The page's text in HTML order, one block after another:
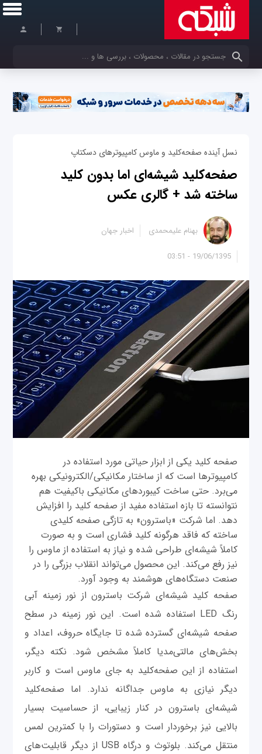
کلمات کلیدی خود را وارد کنید
نسل آینده صفحه‌کلید و ماوس کامپیوترهای دسکتاپ
صفحه‌کلید شیشه‌ای اما بدون کلید
ساخته شد + گالری عکس
19/06/1395 - 03:51
بهنام علیمحمدی اخبار جهان
صفحه کلید یکی از ابزار حیاتی مورد استفاده در
کامپیوترها است که از ساختار مکانیکی/الکترونیکی بهره
می‌برد. حتی ساخت کیبوردهای مکانیکی باکیفیت هم
نتوانسته تا بازه استفاده مفید از صفحه کلید را افزایش
دهد. اما شرکت «باسترون» به تازگی صفحه کلیدی
ساخته که فاقد هرگونه کلید فشاری است و به صورت
کاملاً شیشه‌ای طراحی شده و نیاز به استفاده از ماوس را
نیز رفع می‌کند. این محصول می‌تواند انقلاب بزرگی را در
صنعت دستگاه‌های هوشمند به وجود آورد.
صفحه کلید شیشه‌ای شرکت باسترون از نور زمینه آبی
رنگ LED استفاده شده است. این نور زمینه در سطح
صفحه شیشه‌ای گسترده شده تا جایگاه حروف، اعداد و
بخش‌های مالتی‌مدیا کاملاً مشخص شود. نکته دیگر،
استفاده از این صفحه‌کلید به جای ماوس است و کاربر
دیگر نیازی به ماوس جداگانه ندارد. اما صفحه‌کلید
شیشه‌ای باسترون در کنار زیبایی، از حساسیت بسیار
بالایی نیز برخوردار است و دستورات را با کمترین لمس
منتقل می‌کند. بلوتوث و درگاه USB از دیگر قابلیت‌های